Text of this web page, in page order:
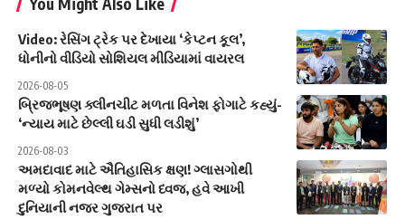
You Might Also Like
Video: રેસિંગ ટ્રેક પર દેખાયા ‘કેપ્ટન કૂલ’,
ધોનીનો વીડિયો સોશિયલ મીડિયામાં વાયરલ
2026-08-05
બ્રિજભૂષણ ક્લીનચીટ મળતા વિનેશ ફોગાટે કહ્યું-
‘ન્યાય માટે છેલ્લી ઘડી સુધી લડીશું’
2026-08-03
અમદાવાદ માટે ઐતિહાસિક ક્ષણ! ગ્લાસગોથી
મળ્યો કોમનવેલ્થ ગેમ્સનો ધ્વજ, હવે આખી
દુનિયાની નજર ગુજરાત પર